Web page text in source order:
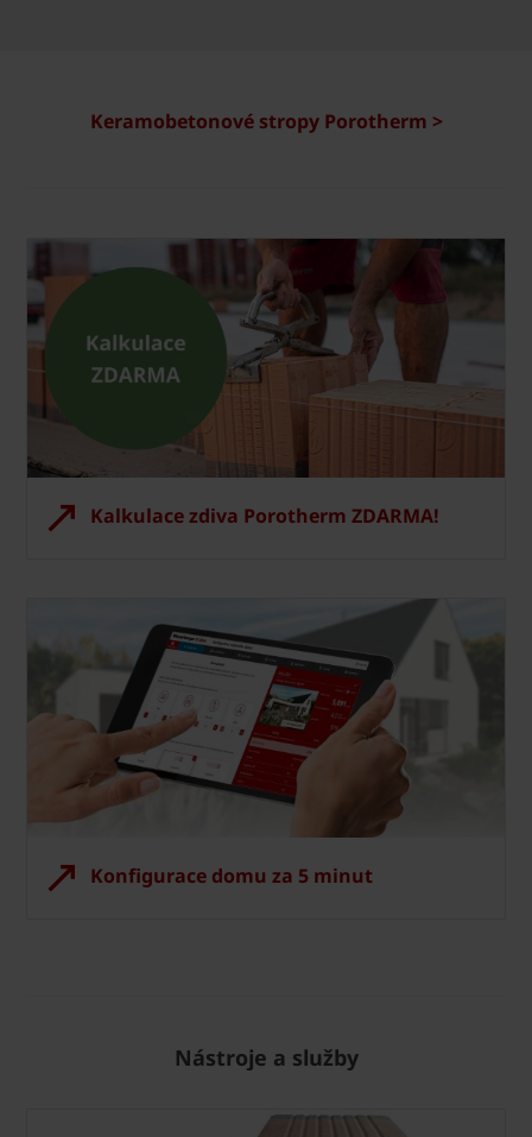
Keramobetonové stropy Porotherm >
Kalkulace zdiva Porotherm ZDARMA!
Konfigurace domu za 5 minut
Nástroje a služby